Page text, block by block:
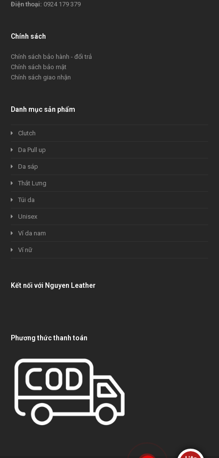
Điện thoại: 0924 179 379
Chính sách
Chính sách bảo hành - đổi trả
Chính sách bảo mật
Chính sách giao nhận
Danh mục sản phẩm
Clutch
Da Pull up
Da sáp
Thắt Lưng
Túi da
Unisex
Ví da nam
Ví nữ
Kết nối với Nguyen Leather
Phương thức thanh toán